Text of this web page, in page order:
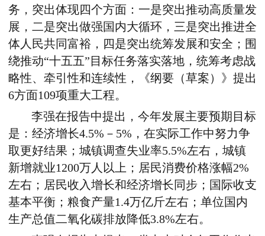
务，突出体现四个方面：一是突出推动高质量发
展，二是突出做强国内大循环，三是突出推进全
体人民共同富裕，四是突出统筹发展和安全；围
绕推动“十五五”目标任务落实落地，统筹考虑战
略性、牵引性和连续性，《纲要（草案）》提出
6方面109项重大工程。
李强在报告中提出，今年发展主要预期目标
是：经济增长4.5%－5%，在实际工作中努力争
取更好结果；城镇调查失业率5.5%左右，城镇
新增就业1200万人以上；居民消费价格涨幅2%
左右；居民收入增长和经济增长同步；国际收支
基本平衡；粮食产量1.4万亿斤左右；单位国内
生产总值二氧化碳排放降低3.8%左右。